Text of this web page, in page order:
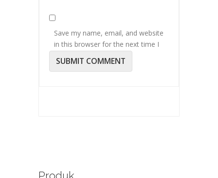
Save my name, email, and website
in this browser for the next time I